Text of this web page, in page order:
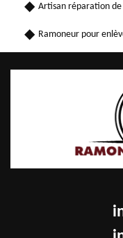
Artisan réparation
Ramoneur pour